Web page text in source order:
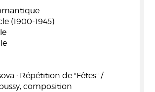
(1900-1945)
: Répétition de "Fêtes" /
composition